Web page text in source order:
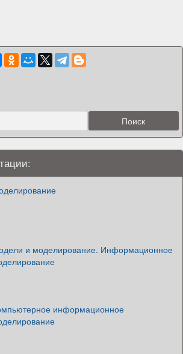
и моделирование. Информационное
информационное